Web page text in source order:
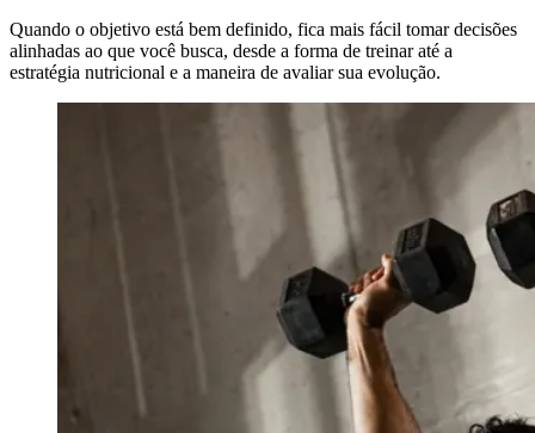
Quando o objetivo está bem definido, fica mais fácil tomar decisões
alinhadas ao que você busca, desde a forma de treinar até a
estratégia nutricional e a maneira de avaliar sua evolução.